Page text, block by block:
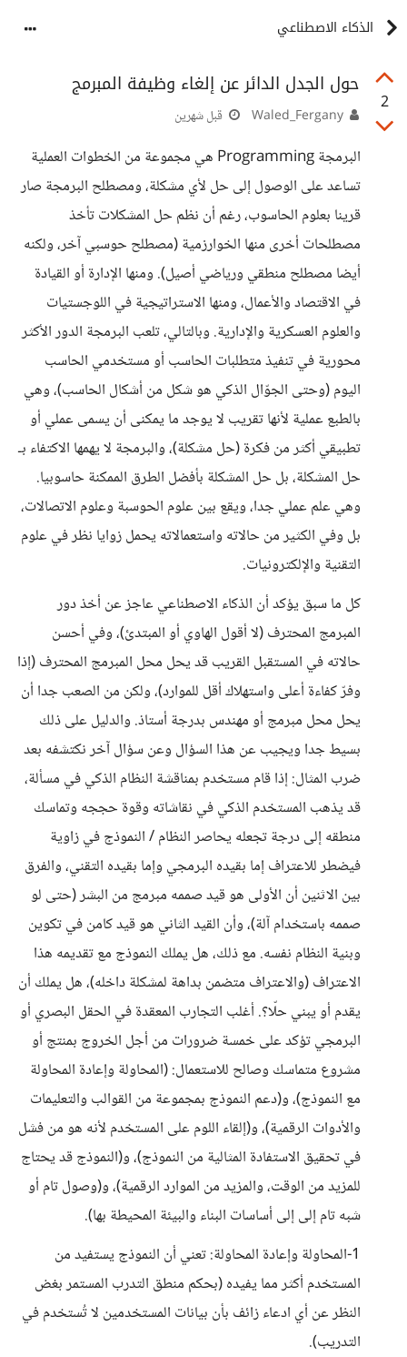
الذكاء الاصطناعي
2
حول الجدل الدائر عن إلغاء وظيفة المبرمج
قبل شهرين
البرمجة Programming هي مجموعة من الخطوات العملية
تساعد على الوصول إلى حل لأي مشكلة، ومصطلح البرمجة صار
قرينا بعلوم الحاسوب، رغم أن نظم حل المشكلات تأخذ
مصطلحات أخرى منها الخوارزمية (مصطلح حوسبي آخر، ولكنه
أيضا مصطلح منطقي ورياضي أصيل). ومنها الإدارة أو القيادة
في الاقتصاد والأعمال، ومنها الاستراتيجية في اللوجستيات
والعلوم العسكرية والإدارية. وبالتالي، تلعب البرمجة الدور الأكثر
محورية في تنفيذ متطلبات الحاسب أو مستخدمي الحاسب
اليوم (وحتى الجوّال الذكي هو شكل من أشكال الحاسب)، وهي
بالطبع عملية لأنها تقريب لا يوجد ما يمكنى أن يسمى عملي أو
تطبيقي أكثر من فكرة (حل مشكلة)، والبرمجة لا يهمها الاكتفاء بـ
حل المشكلة، بل حل المشكلة بأفضل الطرق الممكنة حاسوبيا.
وهي علم عملي جدا، ويقع بين علوم الحوسبة وعلوم الاتصالات،
بل وفي الكثير من حالاته واستعمالاته يحمل زوايا نظر في علوم
التقنية والإلكترونيات.
كل ما سبق يؤكد أن الذكاء الاصطناعي عاجز عن أخذ دور
المبرمج المحترف (لا أقول الهاوي أو المبتدئ)، وفي أحسن
حالاته في المستقبل القريب قد يحل محل المبرمج المحترف (إذا
وفرّ كفاءة أعلى واستهلاك أقل للموارد)، ولكن من الصعب جدا أن
يحل محل مبرمج أو مهندس بدرجة أستاذ. والدليل على ذلك
بسيط جدا ويجيب عن هذا السؤال وعن سؤال آخر نكتشفه بعد
ضرب المثال: إذا قام مستخدم بمناقشة النظام الذكي في مسألة،
قد يذهب المستخدم الذكي في نقاشاته وقوة حججه وتماسك
منطقه إلى درجة تجعله يحاصر النظام / النموذج في زاوية
فيضطر للاعتراف إما بقيده البرمجي وإما بقيده التقني، والفرق
بين الاثنين أن الأولى هو قيد صممه مبرمج من البشر (حتى لو
صممه باستخدام آلة)، وأن القيد الثاني هو قيد كامن في تكوين
وبنية النظام نفسه. مع ذلك، هل يملك النموذج مع تقديمه هذا
الاعتراف (والاعتراف متضمن بداهة لمشكلة داخله)، هل يملك أن
يقدم أو يبني حلّا؟. أغلب التجارب المعقدة في الحقل البصري أو
البرمجي تؤكد على خمسة ضرورات من أجل الخروج بمنتج أو
مشروع متماسك وصالح للاستعمال: (المحاولة وإعادة المحاولة
مع النموذج)، و(دعم النموذج بمجموعة من القوالب والتعليمات
والأدوات الرقمية)، و(إلقاء اللوم على المستخدم لأنه هو من فشل
في تحقيق الاستفادة المثالية من النموذج)، و(النموذج قد يحتاج
للمزيد من الوقت، والمزيد من الموارد الرقمية)، و(وصول تام أو
شبه تام إلى إلى أساسات البناء والبيئة المحيطة بها).
1-المحاولة وإعادة المحاولة: تعني أن النموذج يستفيد من
المستخدم أكثر مما يفيده (بحكم منطق التدرب المستمر بغض
النظر عن أي ادعاء زائف بأن بيانات المستخدمين لا تُستخدم في
التدريب).